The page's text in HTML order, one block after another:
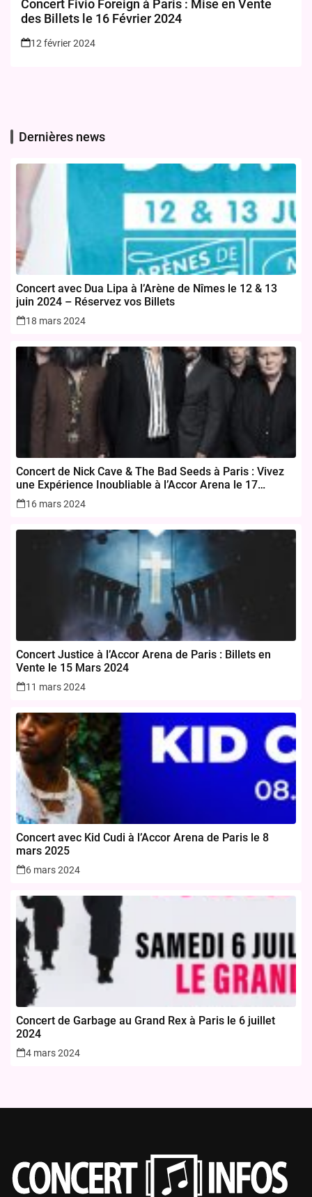
Concert Fivio Foreign à Paris : Mise en Vente
des Billets le 16 Février 2024
12 février 2024
Dernières news
Concert avec Dua Lipa à l’Arène de Nîmes le 12 & 13
juin 2024 – Réservez vos Billets
18 mars 2024
Concert de Nick Cave & The Bad Seeds à Paris : Vivez
une Expérience Inoubliable à l’Accor Arena le 17
novembre 2024
16 mars 2024
Concert Justice à l’Accor Arena de Paris : Billets en
Vente le 15 Mars 2024
11 mars 2024
Concert avec Kid Cudi à l’Accor Arena de Paris le 8
mars 2025
6 mars 2024
Concert de Garbage au Grand Rex à Paris le 6 juillet
2024
4 mars 2024